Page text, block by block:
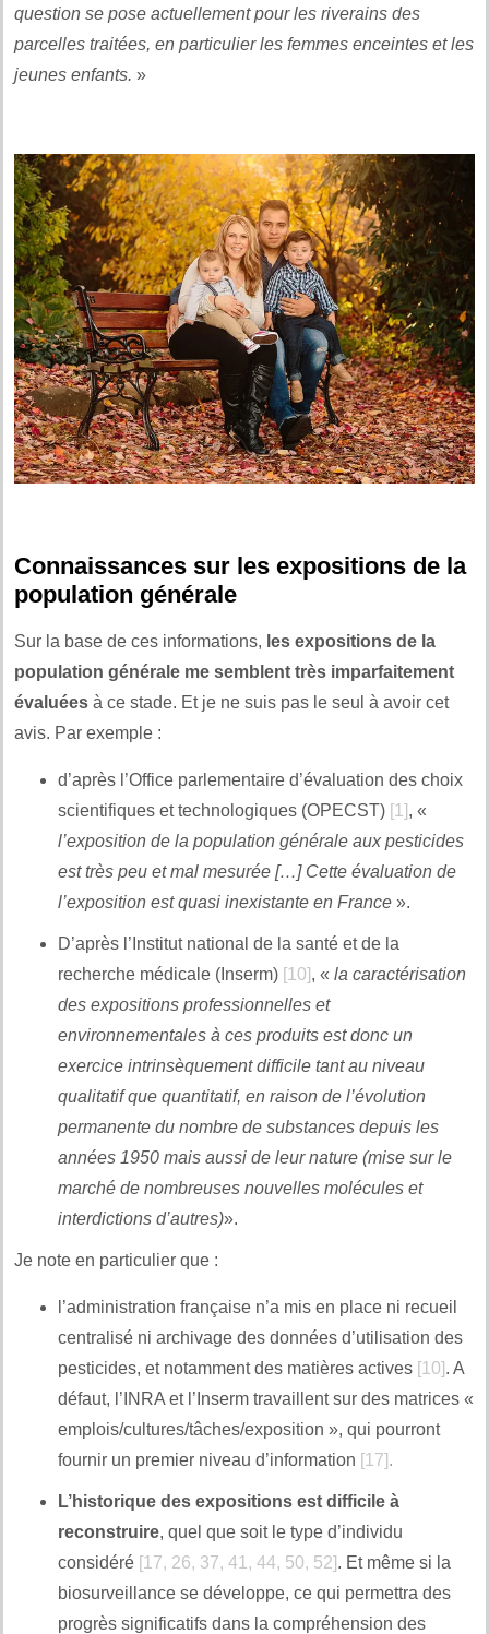
question se pose actuellement pour les riverains des
parcelles traitées, en particulier les femmes enceintes et les
jeunes enfants. »
Connaissances sur les expositions de la
population générale
Sur la base de ces informations, les expositions de la
population générale me semblent très imparfaitement
évaluées à ce stade. Et je ne suis pas le seul à avoir cet
avis. Par exemple :
d’après l’Office parlementaire d’évaluation des choix
scientifiques et technologiques (OPECST) [1], «
l’exposition de la population générale aux pesticides
est très peu et mal mesurée […] Cette évaluation de
l’exposition est quasi inexistante en France ».
D’après l’Institut national de la santé et de la
recherche médicale (Inserm) [10], « la caractérisation
des expositions professionnelles et
environnementales à ces produits est donc un
exercice intrinsèquement difficile tant au niveau
qualitatif que quantitatif, en raison de l’évolution
permanente du nombre de substances depuis les
années 1950 mais aussi de leur nature (mise sur le
marché de nombreuses nouvelles molécules et
interdictions d’autres)».
Je note en particulier que :
l’administration française n’a mis en place ni recueil
centralisé ni archivage des données d’utilisation des
pesticides, et notamment des matières actives [10]. A
défaut, l’INRA et l’Inserm travaillent sur des matrices «
emplois/cultures/tâches/exposition », qui pourront
fournir un premier niveau d’information [17].
L’historique des expositions est difficile à
reconstruire, quel que soit le type d’individu
considéré [17, 26, 37, 41, 44, 50, 52]. Et même si la
biosurveillance se développe, ce qui permettra des
progrès significatifs dans la compréhension des